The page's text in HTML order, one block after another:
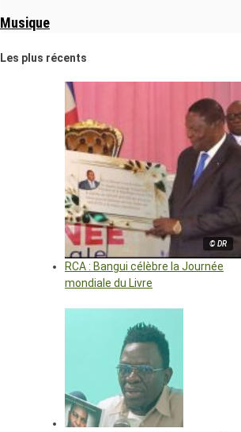
Musique
Les plus récents
© DR
RCA : Bangui célèbre la Journée
mondiale du Livre